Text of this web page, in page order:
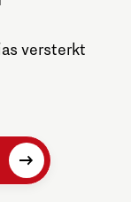
versterkt